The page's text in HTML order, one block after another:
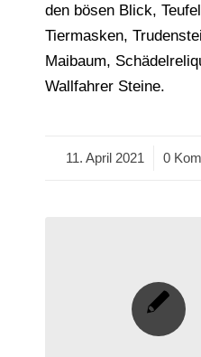
den bösen Blick,
Tiermasken,
Maibaum,
Wallfahrer Steine.
11. April 2021
/ 0